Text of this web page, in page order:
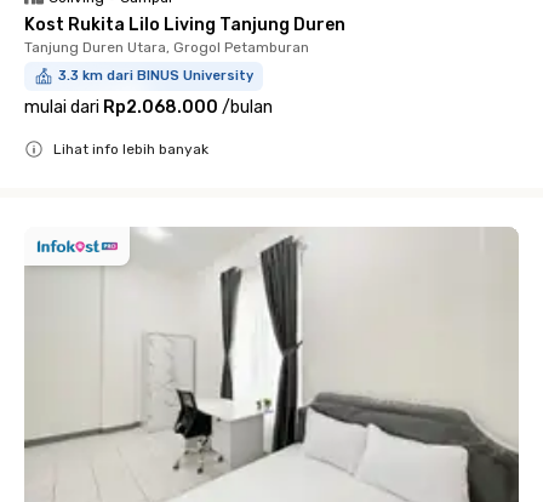
Kost Rukita Lilo Living Tanjung Duren
Tanjung Duren Utara, Grogol Petamburan
3.3 km dari BINUS University
mulai dari Rp2.068.000 /bulan
Lihat info lebih banyak